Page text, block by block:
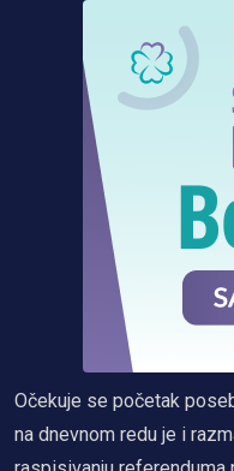
Očekuje se početak
na dnevnom redu je i